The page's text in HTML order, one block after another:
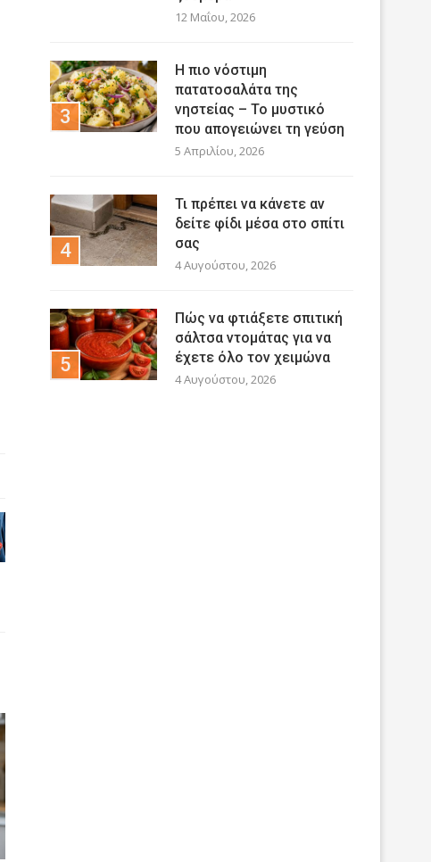
12 Μαΐου, 2026
Η πιο νόστιμη
πατατοσαλάτα της
νηστείας – Το μυστικό
που απογειώνει τη γεύση
5 Απριλίου, 2026
Τι πρέπει να κάνετε αν
δείτε φίδι μέσα στο σπίτι
σας
4 Αυγούστου, 2026
Πώς να φτιάξετε σπιτική
σάλτσα ντομάτας για να
έχετε όλο τον χειμώνα
4 Αυγούστου, 2026